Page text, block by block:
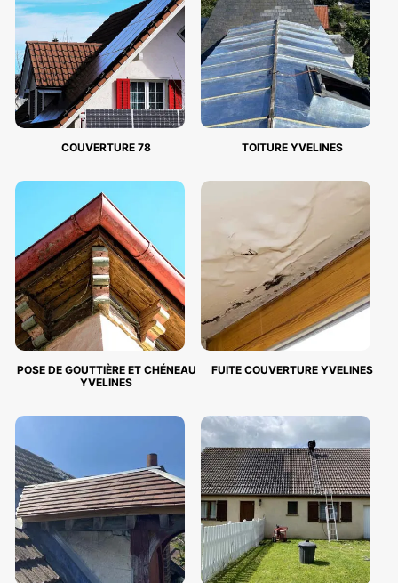
COUVERTURE 78 TOITURE YVELINES
POSE DE GOUTTIÈRE ET CHÉNEAU
YVELINES
FUITE COUVERTURE YVELINES